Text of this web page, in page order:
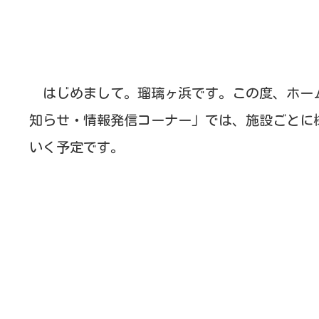
はじめまして。瑠璃ヶ浜です。この度、ホー
知らせ・情報発信コーナー」では、施設ごと
いく予定です。